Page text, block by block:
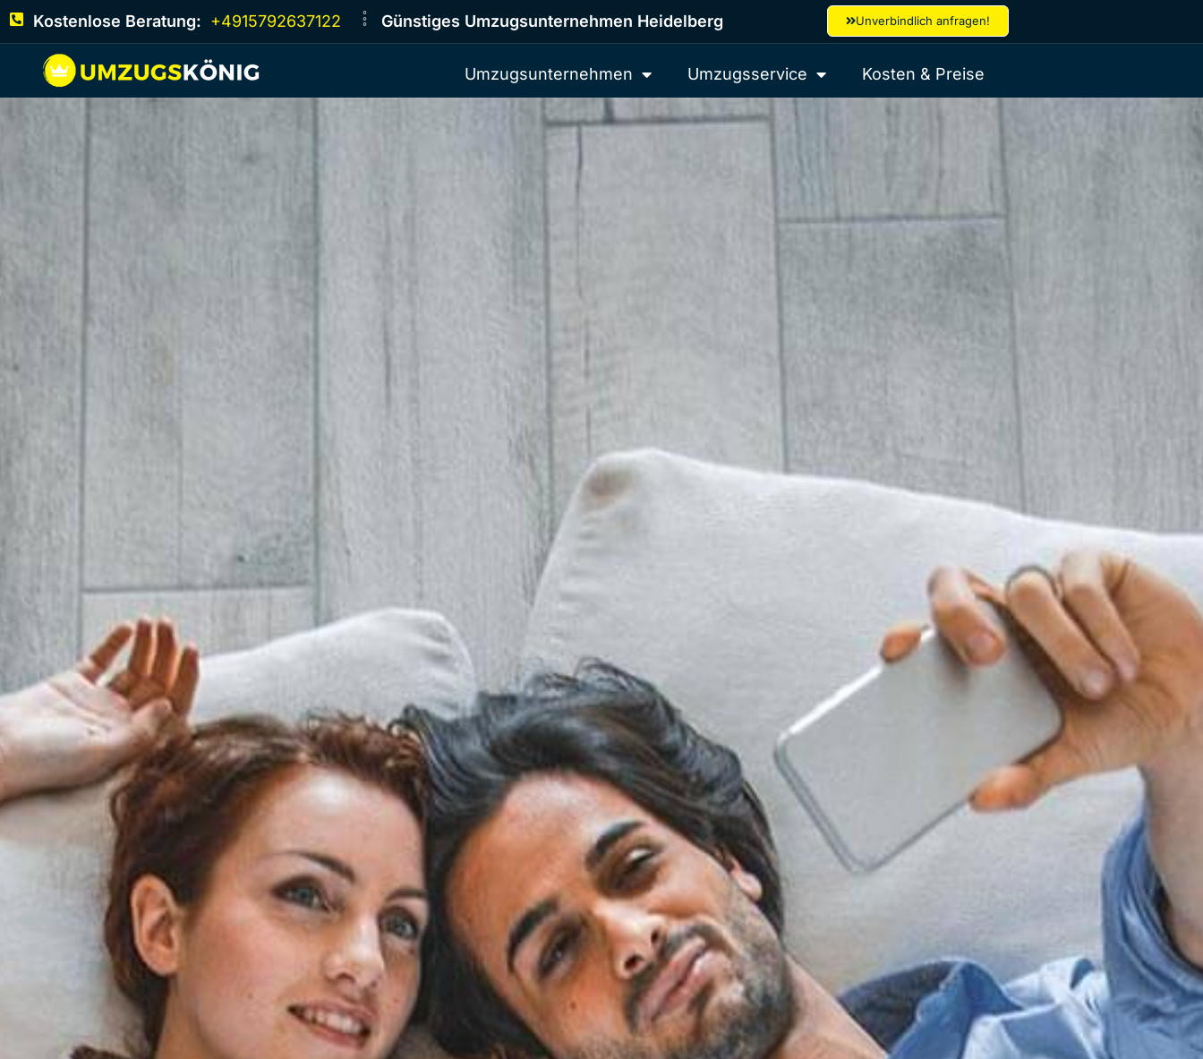
Kostenlose Beratung: +4915792637122 Günstiges Umzugsunternehmen Heidelberg Unverbindlich anfragen!
Umzugsunternehmen Umzugsservice Kosten & Preise